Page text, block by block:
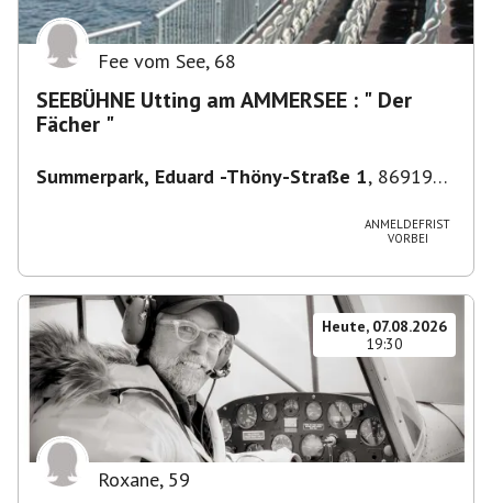
Fee vom See, 68
SEEBÜHNE Utting am AMMERSEE : " Der
Fächer "
Summerpark, Eduard -Thöny-Straße 1, 86919
ANMELDEFRIST
VORBEI
Heute, 07.08.2026
19:30
Roxane, 59